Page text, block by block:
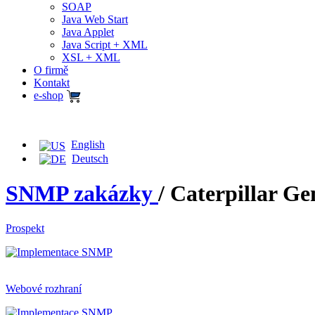
SOAP
Java Web Start
Java Applet
Java Script + XML
XSL + XML
O firmě
Kontakt
e-shop
English
Deutsch
SNMP zakázky/ Caterpillar
Prospekt
Webové rozhraní